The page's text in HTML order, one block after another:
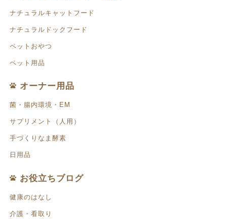
ナチュラルキャットフード
ナチュラルドックフード
ペットおやつ
ペット用品
オーナー用品
菌・腸内環境・EM
サプリメント（人用）
手づくりなま酵素
日用品
お役立ちブログ
健康のはなし
介護・看取り